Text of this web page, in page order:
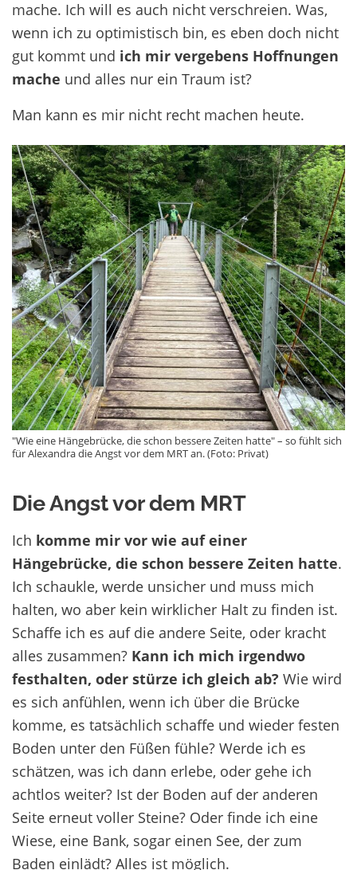
mache. Ich will es auch nicht verschreien. Was,
wenn ich zu optimistisch bin, es eben doch nicht
gut kommt und ich mir vergebens Hoffnungen
mache und alles nur ein Traum ist?
Man kann es mir nicht recht machen heute.
"Wie eine Hängebrücke, die schon bessere Zeiten hatte" – so fühlt sich
für Alexandra die Angst vor dem MRT an. (Foto: Privat)
Die Angst vor dem MRT
Ich komme mir vor wie auf einer
Hängebrücke, die schon bessere Zeiten hatte.
Ich schaukle, werde unsicher und muss mich
halten, wo aber kein wirklicher Halt zu finden ist.
Schaffe ich es auf die andere Seite, oder kracht
alles zusammen? Kann ich mich irgendwo
festhalten, oder stürze ich gleich ab? Wie wird
es sich anfühlen, wenn ich über die Brücke
komme, es tatsächlich schaffe und wieder festen
Boden unter den Füßen fühle? Werde ich es
schätzen, was ich dann erlebe, oder gehe ich
achtlos weiter? Ist der Boden auf der anderen
Seite erneut voller Steine? Oder finde ich eine
Wiese, eine Bank, sogar einen See, der zum
Baden einlädt? Alles ist möglich.